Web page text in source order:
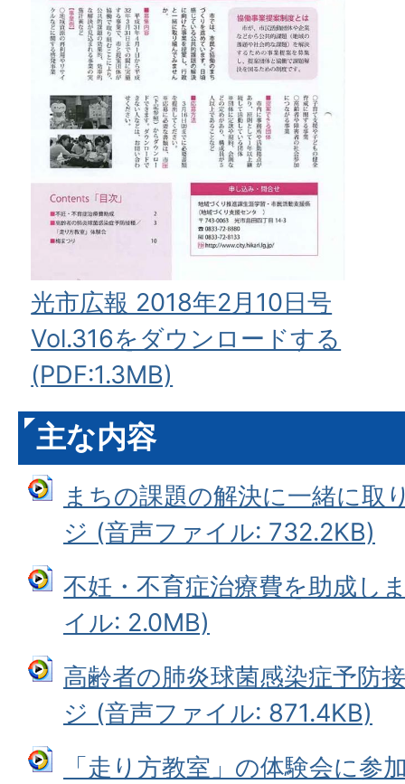
光市広報 2018年2月10日号
Vol.316をダウンロードする
(PDF:1.3MB)
主な内容
まちの課題の解決に一緒に取
ジ (音声ファイル: 732.2KB)
不妊・不育症治療費を助成し
イル: 2.0MB)
高齢者の肺炎球菌感染症予防
ジ (音声ファイル: 871.4KB)
「走り方教室」の体験会に参